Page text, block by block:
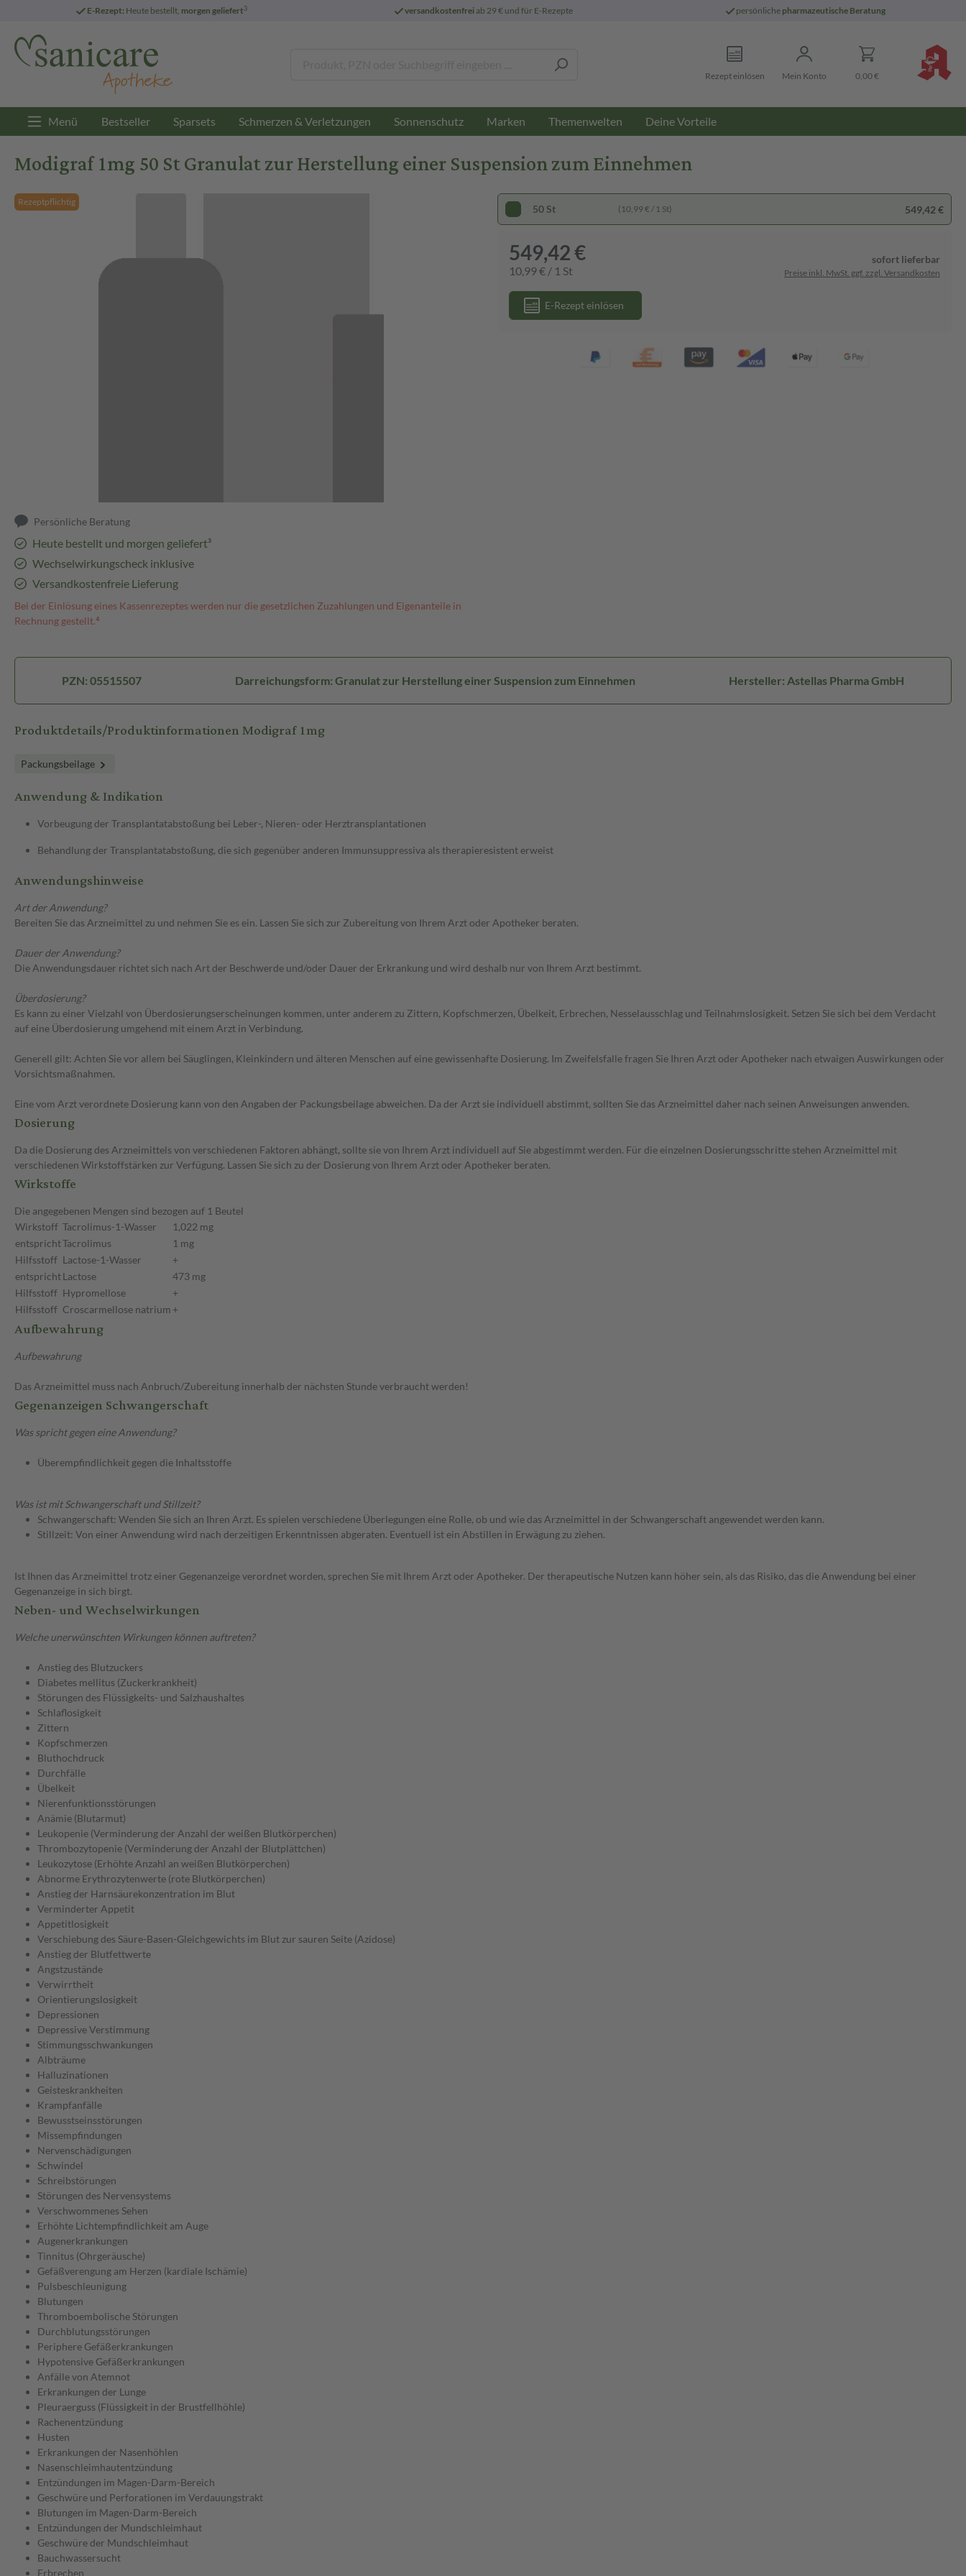
E-Rezept: Heute bestellt, morgen geliefert3 versandkostenfreiab 29 € und für E-Rezepte persönliche pharmazeutische Beratung
Rezept einlösen Mein Konto 0,00 €
Menü Bestseller Sparsets Schmerzen & Verletzungen Sonnenschutz Marken Themenwelten Deine Vorteile
Modigraf 1mg 50 St Granulat zur Herstellung einer Suspension zum Einnehmen
Rezeptpflichtig
Persönliche Beratung
Heute bestellt und morgen geliefert³
Wechselwirkungscheck inklusive
Versandkostenfreie Lieferung
Bei der Einlösung eines Kassenrezeptes werden nur die gesetzlichen Zuzahlungen und Eigenanteile in
Rechnung gestellt.⁴
50 St (10,99 € / 1 St) 549,42 €
549,42 €
10,99 € / 1 St
sofort lieferbar
Preise inkl. MwSt. ggf. zzgl. Versandkosten
E-Rezept einlösen
PZN: 05515507 Darreichungsform: Granulat zur Herstellung einer Suspension zum Einnehmen Hersteller: Astellas Pharma GmbH
Produktdetails/Produktinformationen Modigraf 1mg
Packungsbeilage
Anwendung & Indikation
Vorbeugung der Transplantatabstoßung bei Leber-, Nieren- oder Herztransplantationen
Behandlung der Transplantatabstoßung, die sich gegenüber anderen Immunsuppressiva als therapieresistent erweist
Anwendungshinweise
Art der Anwendung?
Bereiten Sie das Arzneimittel zu und nehmen Sie es ein. Lassen Sie sich zur Zubereitung von Ihrem Arzt oder Apotheker beraten.
Dauer der Anwendung?
Die Anwendungsdauer richtet sich nach Art der Beschwerde und/oder Dauer der Erkrankung und wird deshalb nur von Ihrem Arzt bestimmt.
Überdosierung?
Es kann zu einer Vielzahl von Überdosierungserscheinungen kommen, unter anderem zu Zittern, Kopfschmerzen, Übelkeit, Erbrechen, Nesselausschlag und Teilnahmslosigkeit. Setzen Sie sich bei dem Verdacht
auf eine Überdosierung umgehend mit einem Arzt in Verbindung.
Generell gilt: Achten Sie vor allem bei Säuglingen, Kleinkindern und älteren Menschen auf eine gewissenhafte Dosierung. Im Zweifelsfalle fragen Sie Ihren Arzt oder Apotheker nach etwaigen Auswirkungen oder
Vorsichtsmaßnahmen.
Eine vom Arzt verordnete Dosierung kann von den Angaben der Packungsbeilage abweichen. Da der Arzt sie individuell abstimmt, sollten Sie das Arzneimittel daher nach seinen Anweisungen anwenden.
Dosierung
Da die Dosierung des Arzneimittels von verschiedenen Faktoren abhängt, sollte sie von Ihrem Arzt individuell auf Sie abgestimmt werden. Für die einzelnen Dosierungsschritte stehen Arzneimittel mit
verschiedenen Wirkstoffstärken zur Verfügung. Lassen Sie sich zu der Dosierung von Ihrem Arzt oder Apotheker beraten.
Wirkstoffe
Die angegebenen Mengen sind bezogen auf 1 Beutel
Wirkstoff Tacrolimus-1-Wasser
1,022 mg
entsprichtTacrolimus
1 mg
Hilfsstoff Lactose-1-Wasser
+
entsprichtLactose
473 mg
Hilfsstoff Hypromellose
+
Hilfsstoff Croscarmellose natrium +
Aufbewahrung
Aufbewahrung
Das Arzneimittel muss nach Anbruch/Zubereitung innerhalb der nächsten Stunde verbraucht werden!
Gegenanzeigen Schwangerschaft
Was spricht gegen eine Anwendung?
Überempfindlichkeit gegen die Inhaltsstoffe
Was ist mit Schwangerschaft und Stillzeit?
Schwangerschaft: Wenden Sie sich an Ihren Arzt. Es spielen verschiedene Überlegungen eine Rolle, ob und wie das Arzneimittel in der Schwangerschaft angewendet werden kann.
Stillzeit: Von einer Anwendung wird nach derzeitigen Erkenntnissen abgeraten. Eventuell ist ein Abstillen in Erwägung zu ziehen.
Ist Ihnen das Arzneimittel trotz einer Gegenanzeige verordnet worden, sprechen Sie mit Ihrem Arzt oder Apotheker. Der therapeutische Nutzen kann höher sein, als das Risiko, das die Anwendung bei einer
Gegenanzeige in sich birgt.
Neben- und Wechselwirkungen
Welche unerwünschten Wirkungen können auftreten?
Anstieg des Blutzuckers
Diabetes mellitus (Zuckerkrankheit)
Störungen des Flüssigkeits- und Salzhaushaltes
Schlaflosigkeit
Zittern
Kopfschmerzen
Bluthochdruck
Durchfälle
Übelkeit
Nierenfunktionsstörungen
Anämie (Blutarmut)
Leukopenie (Verminderung der Anzahl der weißen Blutkörperchen)
Thrombozytopenie (Verminderung der Anzahl der Blutplättchen)
Leukozytose (Erhöhte Anzahl an weißen Blutkörperchen)
Abnorme Erythrozytenwerte (rote Blutkörperchen)
Anstieg der Harnsäurekonzentration im Blut
Verminderter Appetit
Appetitlosigkeit
Verschiebung des Säure-Basen-Gleichgewichts im Blut zur sauren Seite (Azidose)
Anstieg der Blutfettwerte
Angstzustände
Verwirrtheit
Orientierungslosigkeit
Depressionen
Depressive Verstimmung
Stimmungsschwankungen
Albträume
Halluzinationen
Geisteskrankheiten
Krampfanfälle
Bewusstseinsstörungen
Missempfindungen
Nervenschädigungen
Schwindel
Schreibstörungen
Störungen des Nervensystems
Verschwommenes Sehen
Erhöhte Lichtempfindlichkeit am Auge
Augenerkrankungen
Tinnitus (Ohrgeräusche)
Gefäßverengung am Herzen (kardiale Ischämie)
Pulsbeschleunigung
Blutungen
Thromboembolische Störungen
Durchblutungsstörungen
Periphere Gefäßerkrankungen
Hypotensive Gefäßerkrankungen
Anfälle von Atemnot
Erkrankungen der Lunge
Pleuraerguss (Flüssigkeit in der Brustfellhöhle)
Rachenentzündung
Husten
Erkrankungen der Nasenhöhlen
Nasenschleimhautentzündung
Entzündungen im Magen-Darm-Bereich
Geschwüre und Perforationen im Verdauungstrakt
Blutungen im Magen-Darm-Bereich
Entzündungen der Mundschleimhaut
Geschwüre der Mundschleimhaut
Bauchwassersucht
Erbrechen